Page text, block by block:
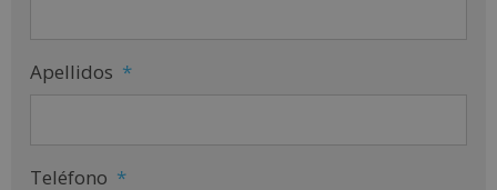
Apellidos *
Teléfono *